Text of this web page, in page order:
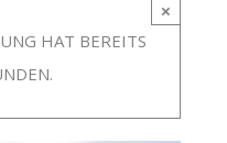
×
HAT BEREITS